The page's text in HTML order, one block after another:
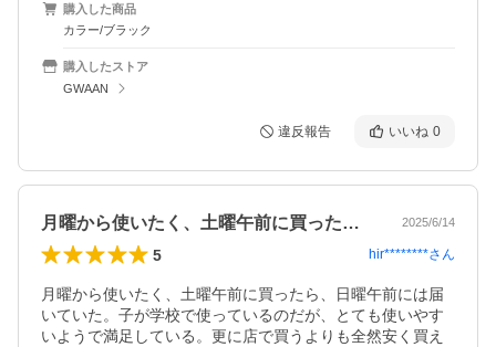
購入した商品
カラー/ブラック
購入したストア
GWAAN
違反報告 いいね 0
月曜から使いたく、土曜午前に買ったら、… 2025/6/14
5 hir********さん
月曜から使いたく、土曜午前に買ったら、日曜午前には届
いていた。子が学校で使っているのだが、とても使いやす
いようで満足している。更に店で買うよりも全然安く買え